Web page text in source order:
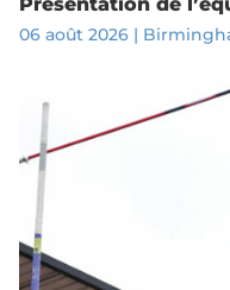
Présentation de
06 août 2026|